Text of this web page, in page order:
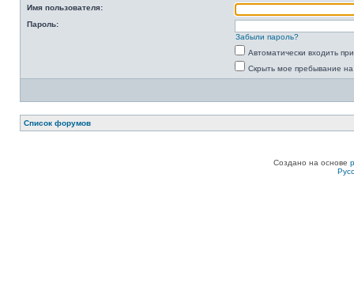
Имя пользователя:
Пароль:
Забыли пароль?
Автоматически входить
Скрыть мое пребывание
Список форумов
Создано на основе